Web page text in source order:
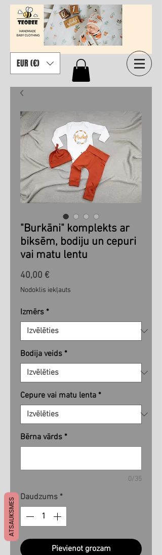
EUR (€)
"Burkāni" komplekts ar
biksēm, bodiju un cepuri
vai matu lentu
40,00 €Cena
Nodoklis iekļauts
Izmērs *
Bodija veids *
Cepure vai matu lenta *
Bērna vārds *
0/35
Daudzums *
Pievienot grozam
ATSAUKSMES